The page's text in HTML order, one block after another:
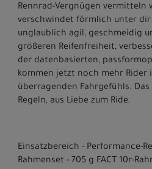
Rennrad-Vergnügen vermitteln
verschwindet förmlich unter dir
unglaublich agil, geschmeidig
größeren Reifenfreiheit,
der datenbasierten,
kommen jetzt noch mehr Rider
überragenden Fahrgefühls.
Regeln, aus Liebe zum Ride.
Einsatzbereich - Performance-
Rahmenset - 705 g FACT 10r-